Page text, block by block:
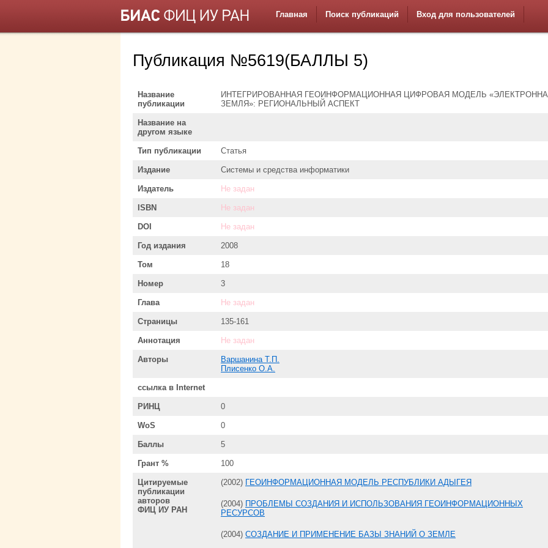
Главная Поиск публикаций Вход для пользователей
Публикация №5619(БАЛЛЫ 5)
Название
публикации
ИНТЕГРИРОВАННАЯ ГЕОИНФОРМАЦИОННАЯ ЦИФРОВАЯ МОДЕЛЬ
ЗЕМЛЯ»: РЕГИОНАЛЬНЫЙ АСПЕКТ
Название на
другом языке
Тип публикации Статья
Издание Системы и средства информатики
Издатель Не задан
ISBN Не задан
DOI Не задан
Год издания 2008
Том 18
Номер 3
Глава Не задан
Страницы 135-161
Аннотация Не задан
Авторы
Варшанина Т.П.
Плисенко О.А.
ссылка в Internet
РИНЦ 0
WoS 0
Баллы 5
Грант % 100
Цитируемые
публикации
авторов
ФИЦ ИУ РАН
(2002) ГЕОИНФОРМАЦИОННАЯ МОДЕЛЬ РЕСПУБЛИКИ АДЫГЕЯ
(2004) ПРОБЛЕМЫ СОЗДАНИЯ И ИСПОЛЬЗОВАНИЯ ГЕОИНФОРМАЦИОННЫХ
РЕСУРСОВ
(2004) СОЗДАНИЕ И ПРИМЕНЕНИЕ БАЗЫ ЗНАНИЙ О ЗЕМЛЕ